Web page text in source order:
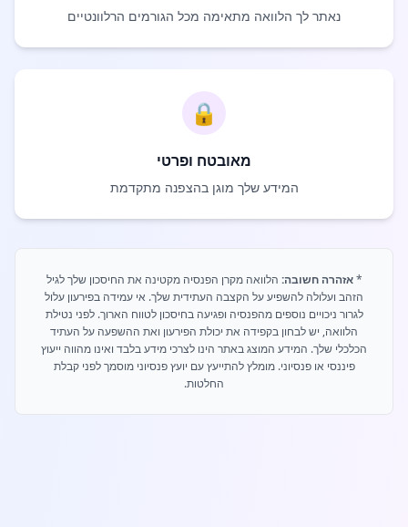
נאתר לך הלוואה מתאימה מכל הגורמים הרלוונטיים
🔒
מאובטח ופרטי
המידע שלך מוגן בהצפנה מתקדמת
*אזהרה חשובה: הלוואה מקרן הפנסיה מקטינה את החיסכון שלך לגיל
הזהב ועלולה להשפיע על הקצבה העתידית שלך. אי עמידה בפירעון עלול
לגרור ניכויים נוספים מהפנסיה ופגיעה בחיסכון לטווח הארוך. לפני נטילת
הלוואה, יש לבחון בקפידה את יכולת הפירעון ואת ההשפעה על העתיד
הכלכלי שלך. המידע המוצג באתר הינו לצרכי מידע בלבד ואינו מהווה ייעוץ
פיננסי או פנסיוני. מומלץ להתייעץ עם יועץ פנסיוני מוסמך לפני קבלת
החלטות.